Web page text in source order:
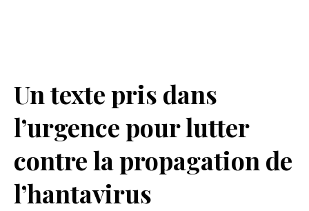
Un texte pris dans
l’urgence pour lutter
contre la propagation de
l’hantavirus